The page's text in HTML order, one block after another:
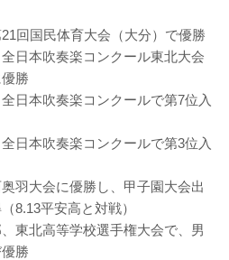
回国民体育大会（大分）で優勝
日本吹奏楽コンクール東北大会
優勝
日本吹奏楽コンクールで第7位入
日本吹奏楽コンクールで第3位入
羽大会に優勝し、甲子園大会出
8.13平安高と対戦）
東北高等学校選手権大会で、男
勝